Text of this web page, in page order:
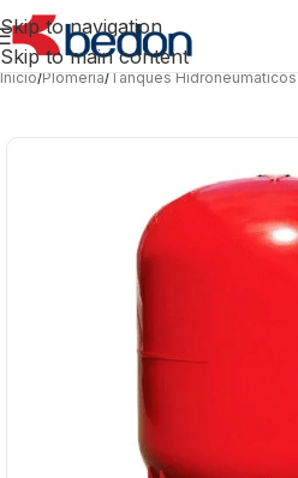
Skip to navigation
Skip to main content
Inicio/Plomería/Tanques Hidroneumáticos